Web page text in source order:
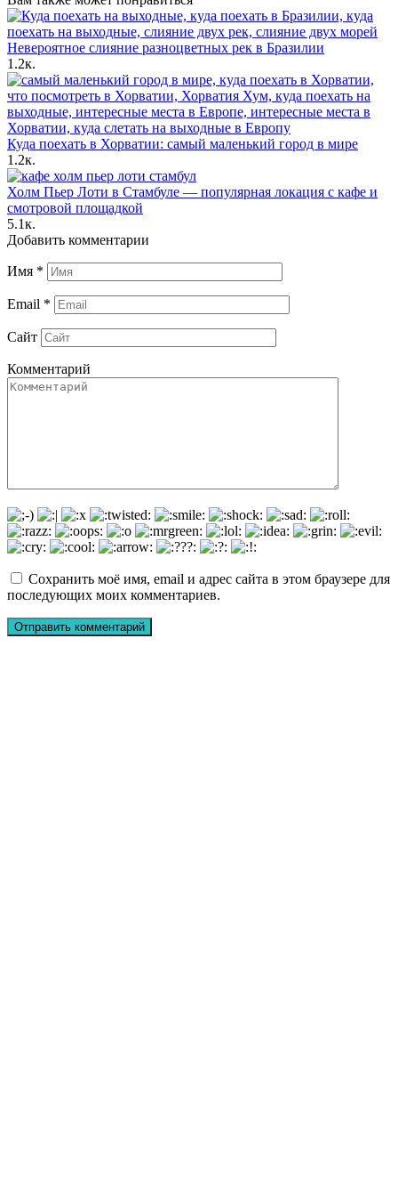
Невероятное слияние разноцветных рек в Бразилии
1.2к.
Куда поехать в Хорватии: самый маленький город в мире
1.2к.
Холм Пьер Лоти в Стамбуле — популярная локация с кафе и
смотровой площадкой
5.1к.
Добавить комментарии
Имя *
Email *
Сайт
Комментарий
Сохранить моё имя, email и адрес сайта в этом браузере для
последующих моих комментариев.